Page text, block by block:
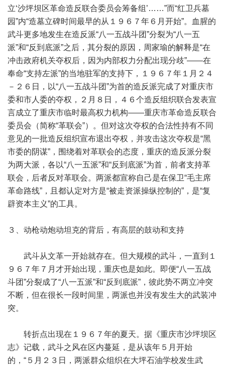
立‘沙坪坝区革命造反联合委员会筹备组’……”而“红卫兵墓
园”内“造墓立碑时间最早的从１９６７年６月开始”。血腥的
武斗更多地发生在造反派“八一五战斗团”分裂为“八一五
派”和“反到底派”之后，其分裂的原因，周家瑜的解释是“在
冲击政府机关夺权后，因为内部权力分配出现分歧”——在
奉命“支持左派”的当地驻军的支持下，１９６７年１月２４
－２６日，以“八一五战斗团”为首的造反派完成了对重庆市
委和市人委的夺权，２月８日，４６个造反组织联合发表宣
言成立了重庆市临时最高权力机构——重庆市革命造反联合
委员会（简称“革联会”）。但对这次夺权的合法性持有不同
意见的一批造反组织宣布退出夺权，并攻击这次夺权是“黑
市委的阴谋”，围绕着对革联会的态度，重庆的造反派分裂
为两大派，各以“八一五派”和“反到底派”为首，前者支持革
联会，后者反对革联会。两派都宣称自己是在保卫“毛主席
革命路线”，且都认定对方是“被走资派操纵控制的”，是“复
辟资本主义”的工具。
３、动枪动炮动坦克的背后，有高层的鼓动和支持
武斗从文革一开始就存在。但大规模的武斗，一直到１
９６７年７月才开始出现，重庆也是如此。即便“八一五战
斗团”分裂成了“八一五派”和“反到底派”，彼此势不两立冲突
不断，但在很长一段时间里，两派也并没有发生大的武装冲
突。
转折点出现在１９６７年的夏天。据《重庆市沙坪坝区
志》记载，武斗之风在区内蔓延，是从该年５月开始
的，“５月２３日，两派群众组织在大坪石油学校发生武